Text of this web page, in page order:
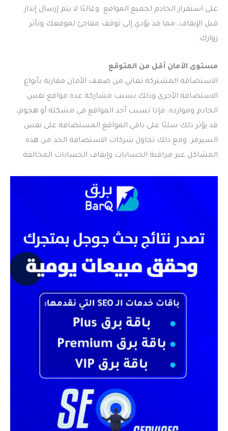
على استقرار الخادم لجميع المواقع. وغالبًا لا يتم إرسال إنذار
قبل الإيقاف، مما قد يؤدي إلى توقف مفاجئ لموقعك وتأثر
زوارك.
مستوى الأمان أقل من المتوقع
الاستضافة المشتركة تعاني من ضعف الأمان مقارنة بأنواع
الاستضافة الأخرى وذلك بسبب مشاركة عدة مواقع نفس
الخادم وموارده. فإذا تسبب أحد المواقع في مشكلة أو هجوم،
قد يؤثر ذلك سلبًا على باقي المواقع المستضافة على نفس
السيرفر. ومع ذلك تحاول شركات الاستضافة الحد من هذه
المشاكل عبر مراقبة الحسابات وإيقاف الحسابات المخالفة.